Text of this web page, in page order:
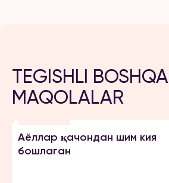
TEGISHLI BOSHQA
MAQOLALAR
Аёллар қачондан шим кия
бошлаган